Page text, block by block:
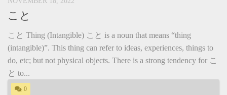
こと
こと Thing (Intangible) こと is a noun that means “thing
(intangible)”. This thing can refer to ideas, experiences, things to
do, etc; but not physical objects. There is a strong tendency for こ
と to...
0